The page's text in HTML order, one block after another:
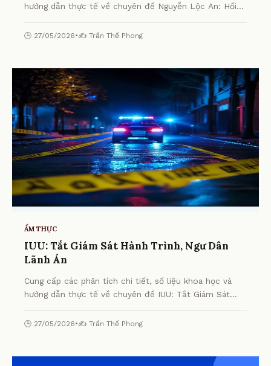
hướng dẫn thực tế về chuyên đề Nguyễn Lộc An: Hối
🕒 27/05/2026•✍️ Trần Thế Phong
ẨM THỰC
IUU: Tắt Giám Sát Hành Trình, Ngư Dân
Lãnh Án
Cung cấp các phân tích chi tiết, số liệu khoa học và
hướng dẫn thực tế về chuyên đề IUU: Tắt Giám Sát
🕒 27/05/2026•✍️ Trần Thế Phong